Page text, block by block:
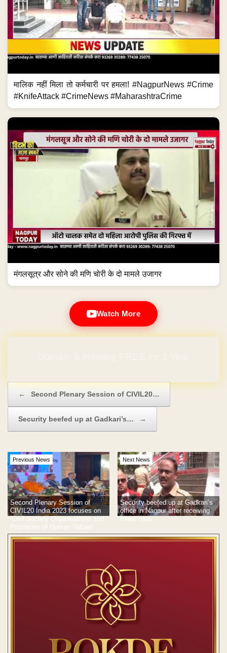
मालिक नहीं मिला तो कर्मचारी पर हमला! #NagpurNews #Crime
#KnifeAttack #CrimeNews #MaharashtraCrime
मंगलसूत्र और सोने की मणि चोरी के दो मामले उजागर
Watch More
← Second Plenary Session of CIVIL20…
Security beefed up at Gadkari’s… →
Previous News
Second Plenary Session of
CIVIL20 India 2023 focuses on
‘Civil Society Organisations and
Promotion of Human Values’
Next News
Security beefed up at Gadkari’s
office in Nagpur after receiving
threat calls